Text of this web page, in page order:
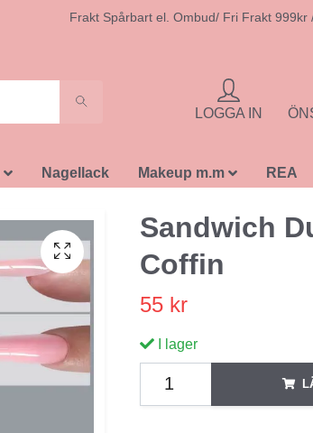
Frakt Spårbart el. Ombud/ Fri Frakt
LOGGA IN
Nagellack Makeup m.m REA
Sandwich
Coffin
55 kr
I lager